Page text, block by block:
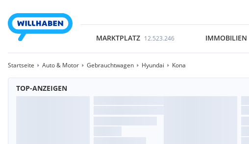
MARKTPLATZ 12.523.246 IMMOBILIEN
Startseite Auto & Motor Gebrauchtwagen Hyundai Kona
TOP-ANZEIGEN